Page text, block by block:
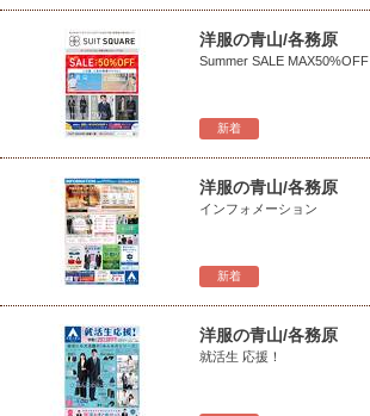
新着
洋服の青山/各務原
Summer SALE MAX50%OFF
新着
洋服の青山/各務原
インフォメーション
洋服の青山/各務原
就活生 応援！